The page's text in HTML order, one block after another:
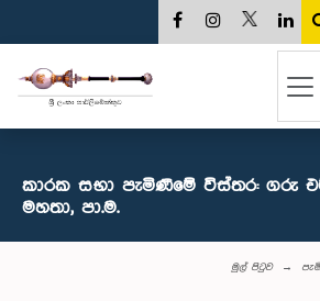
කාරක සභා පැමිණීමේ විස්තර: ගරු
මහතා, පා.ම.
මුල් පිටුව